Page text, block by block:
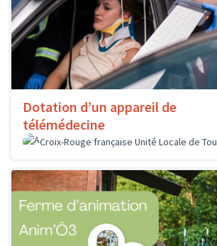
Dotation d’un appareil de
télémédecine
Croix-Rouge française Unité Locale de